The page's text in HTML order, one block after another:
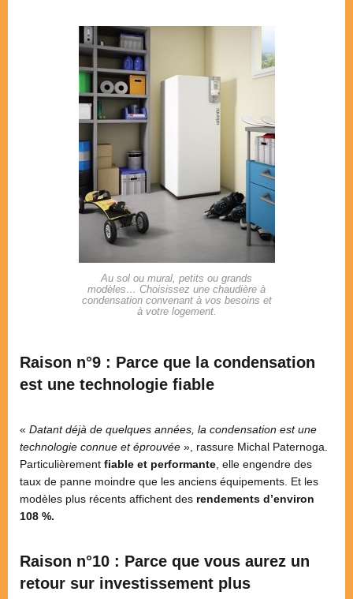
Au sol ou mural, petits ou grands
modèles… Choisissez une chaudière à
condensation convenant à vos besoins et
à votre logement.
Raison n°9 : Parce que la condensation
est une technologie fiable
« Datant déjà de quelques années, la condensation est une
technologie connue et éprouvée », rassure Michal Paternoga.
Particulièrement fiable et performante , elle engendre des
taux de panne moindre que les anciens équipements. Et les
modèles plus récents affichent des rendements d’environ
108 %.
Raison n°10 : Parce que vous aurez un
retour sur investissement plus